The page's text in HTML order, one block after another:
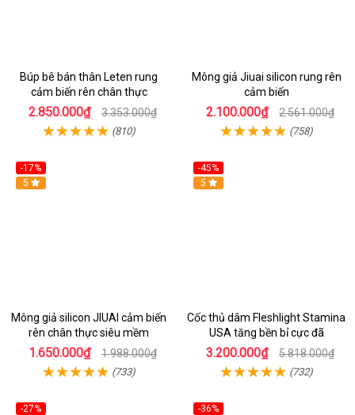
Búp bê bán thân Leten rung
cảm biến rên chân thực
2.850.000₫ 3.353.000₫
(810)
Mông giả Jiuai silicon rung rên
cảm biến
2.100.000₫ 2.561.000₫
(758)
-17%
Hot
5
Mông giả silicon JIUAI cảm biến
rên chân thực siêu mềm
1.650.000₫ 1.988.000₫
(733)
-45%
Hot
5
Cốc thủ dâm Fleshlight Stamina
USA tăng bền bỉ cực đã
3.200.000₫ 5.818.000₫
(732)
-27%
-36%